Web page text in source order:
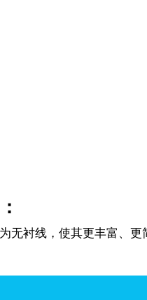
无衬线，使其更丰富、